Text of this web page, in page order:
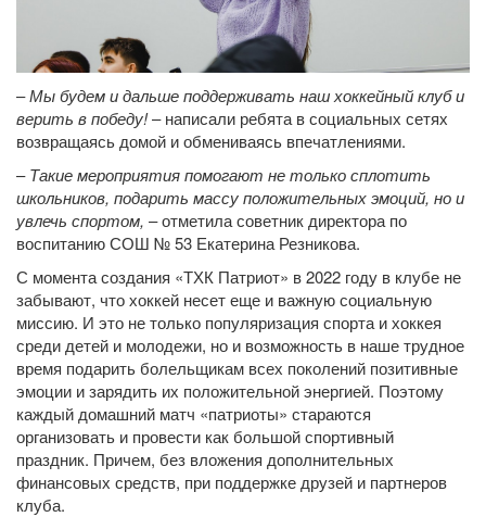
–Мы будем и дальше поддерживать наш хоккейный клуб и
верить в победу!– написали ребята в социальных сетях
возвращаясь домой и обмениваясь впечатлениями.
–Такие мероприятия помогают не только сплотить
школьников, подарить массу положительных эмоций, но и
увлечь спортом, – отметила советник директора по
воспитанию СОШ № 53 Екатерина Резникова.
С момента создания «ТХК Патриот» в 2022 году в клубе не
забывают, что хоккей несет еще и важную социальную
миссию. И это не только популяризация спорта и хоккея
среди детей и молодежи, но и возможность в наше трудное
время подарить болельщикам всех поколений позитивные
эмоции и зарядить их положительной энергией. Поэтому
каждый домашний матч «патриоты» стараются
организовать и провести как большой спортивный
праздник. Причем, без вложения дополнительных
финансовых средств, при поддержке друзей и партнеров
клуба.